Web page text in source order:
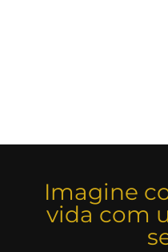
Imagine
vida com